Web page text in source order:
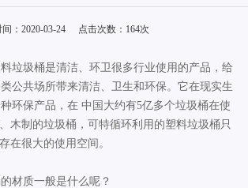
间：2020-03-24 点击次数： 164次
垃圾桶是清洁、环卫很多行业使用的产品，给
公共场所带来清洁、卫生和环保。它在现实生
环保产品，在 中国大约有5亿多个垃圾桶在使
木制的垃圾桶，可特循环利用的塑料垃圾桶只
在很大的使用空间。
材质一般是什么呢？